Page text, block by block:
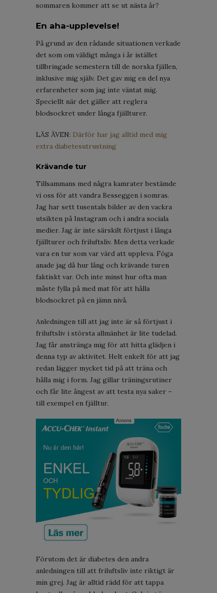
sommaren kommer att se ut nästa år?
En aha-upplevelse!
På grund av den rådande situationen verkade
det som om väldigt många i år istället
tillbringade semestern till de norska fjällen,
inklusive mig själv. Det gav mig en del nya
erfarenheter som jag inte väntat mig.
Speciellt när det gäller att reglera
blodsockret under långa fjällturer.
LÄS ÄVEN: Därför har jag alltid med mig
extra diabetesutrustning
Krävande tur
Tillsammans med några kamrater bestämde
vi oss för att vandra Besseggen i somras.
Jag har sett tusentals bilder av den vackra
utsikten på Instagram och i andra sociala
medier. Jag är inte särskilt förtjust i långa
fjällturer och friluftsliv. Men detta verkade
vara en tur som var värd att uppleva. Föga
anade jag då hur lång och krävande turen
faktiskt var. Och inte minst hur ofta man
måste fylla på med mat för att hålla
blodsockret på en jämn nivå.
Anledningen till att jag inte är så förtjust i
friluftsliv i största allmänhet är lite tudelad.
Jag får anstränga mig för att hitta glädjen i
denna typ av aktivitet. Helt enkelt för att jag
redan lägger mycket tid på att träna och
hålla mig i form. Jag gillar träningsrutiner
och får lite ångest av att testa nya saker –
till exempel en fjälltur.
Förutom det är diabetes den andra
anledningen till att friluftsliv inte riktigt är
min grej. Jag är alltid rädd för att tappa